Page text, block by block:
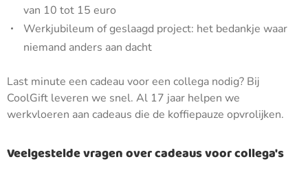
van 10 tot 15 euro
Werkjubileum of geslaagd project: het bedankje waar
niemand anders aan dacht
Last minute een cadeau voor een collega nodig? Bij
CoolGift leveren we snel. Al 17 jaar helpen we
werkvloeren aan cadeaus die de koffiepauze opvrolijken.
Veelgestelde vragen over cadeaus voor collega's